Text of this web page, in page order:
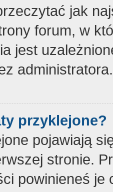
jak
forum, w
jest
administratora.
przyklejone?
pojawiają
stronie.
powinieneś je